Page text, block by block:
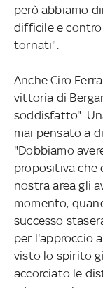
però abbiamo
difficile e
tornati".
Anche Ciro
vittoria di
soddisfatto".
mai pensato a
"Dobbiamo
propositiva che
nostra area gli
momento,
successo
per l'approccio
visto lo spirito
accorciato le